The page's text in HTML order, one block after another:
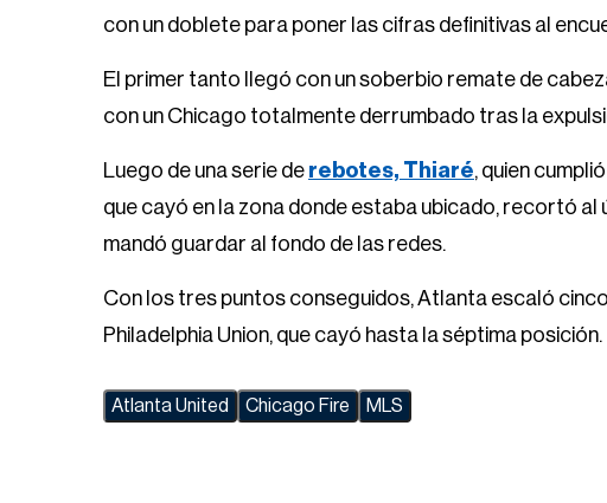
con un doblete para poner las cifras definitivas al
El primer tanto llegó con un soberbio remate de
con un Chicago totalmente derrumbado tras la
Luego de una serie de rebotes, Thiaré, quien
que cayó en la zona donde estaba ubicado, recortó
mandó guardar al fondo de las redes.
Con los tres puntos conseguidos, Atlanta escaló
Philadelphia Union, que cayó hasta la séptima posición.
Atlanta United Chicago Fire MLS